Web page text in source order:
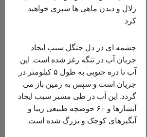
زلال و دیدن ماهی ها سپری خواهید
کرد.
چشمه ای در دل جنگل سبب ایجاد
جریان آب در تنگه رغز شده است. این
آب تا دره جنوبی به طول ۵ کیلومتر در
جریان است و سپس به زمین باز می
گردد. این آب در طی مسیر سبب ایجاد
آبشارها و ۶۰ حوضچه طبیعی زیبا و
آبگیرهای کوچک و بزرگ شده است.